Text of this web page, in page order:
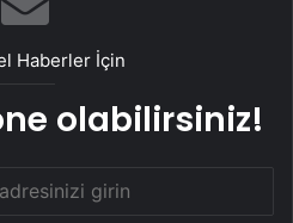
Haberler İçin
olabilirsiniz!